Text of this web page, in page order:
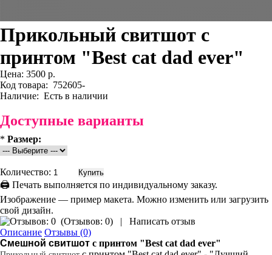
Прикольный свитшот с
принтом "Best cat dad ever"
Цена: 3500 р.
Код товара: 752605-
Наличие: Есть в наличии
Доступные варианты
* Размер:
Количество:
🖨 Печать выполняется по индивидуальному заказу.
Изображение — пример макета. Можно изменить или загрузить
свой дизайн.
(Отзывов: 0) |
Написать отзыв
Описание Отзывы (0)
Смешной свитшот с принтом "Best cat dad ever"